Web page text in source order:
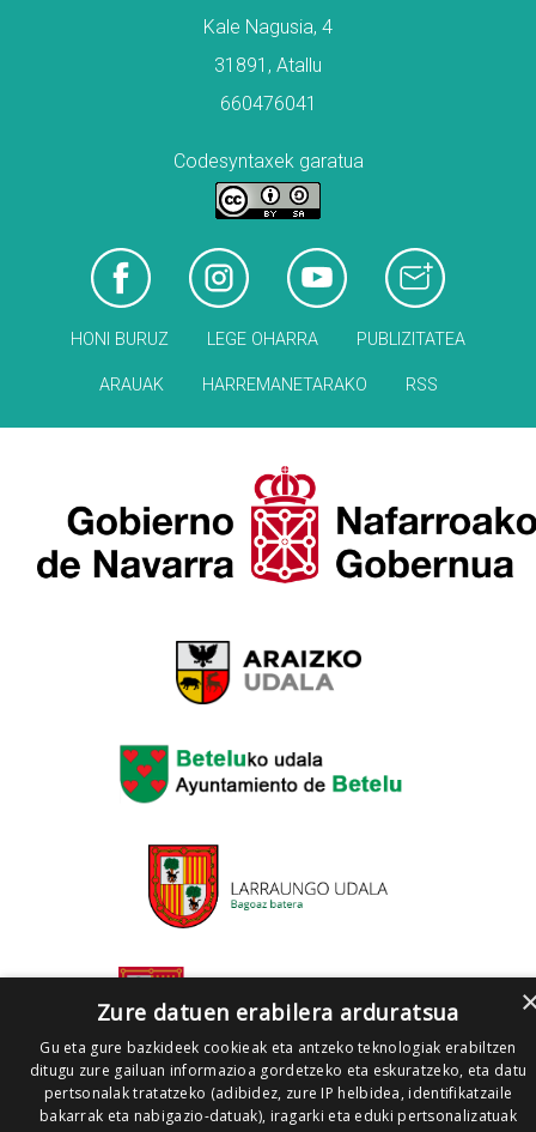
Kale Nagusia, 4
31891, Atallu
660476041
Codesyntaxek garatua
HONI BURUZ LEGE OHARRA PUBLIZITATEA
ARAUAK HARREMANETARAKO RSS
Zure datuen erabilera arduratsua
Gu eta gure bazkideek cookieak eta antzeko teknologiak erabiltzen
ditugu zure gailuan informazioa gordetzeko eta eskuratzeko, eta datu
pertsonalak tratatzeko (adibidez, zure IP helbidea, identifikatzaile
bakarrak eta nabigazio-datuak), iragarki eta eduki pertsonalizatuak